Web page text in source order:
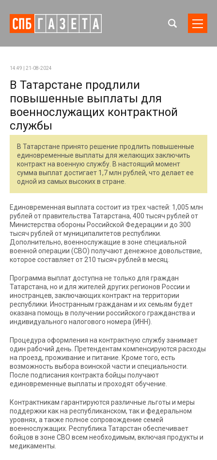
14:49 | 21-08-2024
В Татарстане продлили
повышенные выплаты для
военнослужащих контрактной
службы
В Татарстане принято решение продлить повышенные
единовременные выплаты для желающих заключить
контракт на военную службу. В настоящий момент
сумма выплат достигает 1,7 млн рублей, что делает ее
одной из самых высоких в стране.
Единовременная выплата состоит из трех частей: 1,005 млн
рублей от правительства Татарстана, 400 тысяч рублей от
Министерства обороны Российской Федерации и до 300
тысяч рублей от муниципалитетов республики.
Дополнительно, военнослужащие в зоне специальной
военной операции (СВО) получают денежное довольствие,
которое составляет от 210 тысяч рублей в месяц.
Программа выплат доступна не только для граждан
Татарстана, но и для жителей других регионов России и
иностранцев, заключающих контракт на территории
республики. Иностранным гражданам и их семьям будет
оказана помощь в получении российского гражданства и
индивидуального налогового номера (ИНН).
Процедура оформления на контрактную службу занимает
один рабочий день. Претендентам компенсируются расходы
на проезд, проживание и питание. Кроме того, есть
возможность выбора воинской части и специальности.
После подписания контракта бойцы получают
единовременные выплаты и проходят обучение.
Контрактникам гарантируются различные льготы и меры
поддержки как на республиканском, так и федеральном
уровнях, а также полное сопровождение семей
военнослужащих. Республика Татарстан обеспечивает
бойцов в зоне СВО всем необходимым, включая продукты и
медикаменты.